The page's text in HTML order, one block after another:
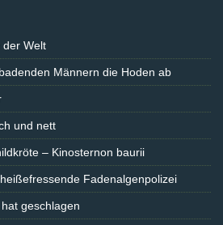
der Welt
Männern die Hoden ab
und nett
– Kinosternon baurii
Fadenalgenpolizei
geschlagen